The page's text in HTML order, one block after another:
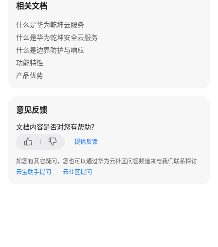
+接
交
换
机
+云
AP
组
景
火
+核
心
相关文档
什么是华为乾坤云服务
什么是华为乾坤安全云服务
什么是边界防护与响应
功能特性
产品优势
意见反馈
文档内容是否对您有帮助？
提供反馈
如您有其它疑问，您也可以通过华为云社区问答频道来与我们联系探讨
云宝助手提问
云社区提问